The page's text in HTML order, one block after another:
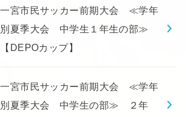
一宮市民サッカー前期大会 ≪学年
別夏季大会 中学生１年生の部≫
【DEPOカップ】
一宮市民サッカー前期大会 ≪学年
別夏季大会 中学生の部≫ ２年